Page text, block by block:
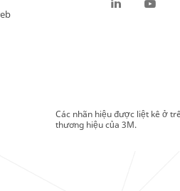
Các nhãn hiệu được liệt kê ở
thương hiệu của 3M.